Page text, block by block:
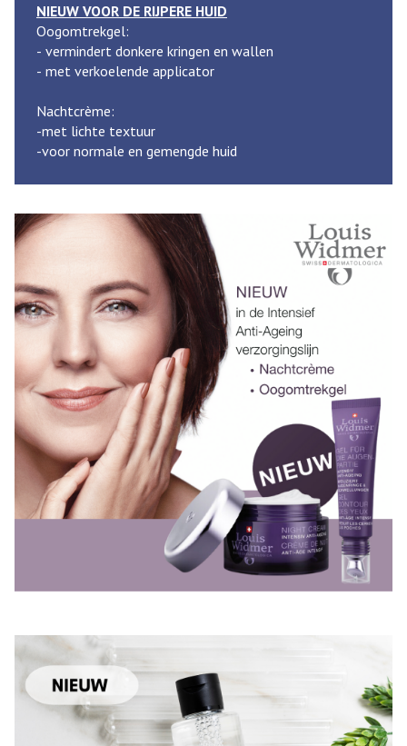
NIEUW VOOR DE RIJPERE HUID
Oogomtrekgel:
- vermindert donkere kringen en wallen
- met verkoelende applicator
Nachtcrème:
-met lichte textuur
-voor normale en gemengde huid